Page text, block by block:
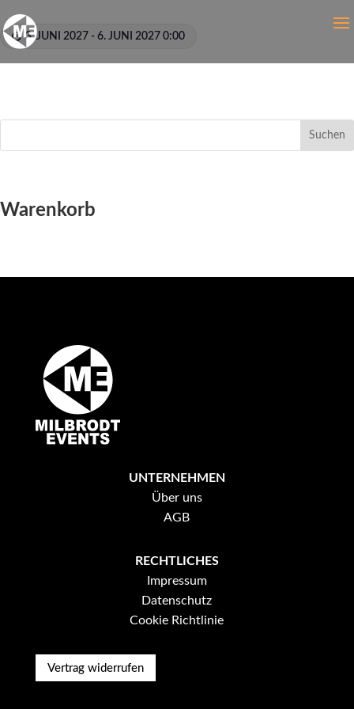
3. JUNI 2027 - 6. JUNI 2027 0:00
Suchen
Warenkorb
UNTERNEHMEN
Über uns
AGB
RECHTLICHES
Impressum
Datenschutz
Cookie Richtlinie
Vertrag widerrufen